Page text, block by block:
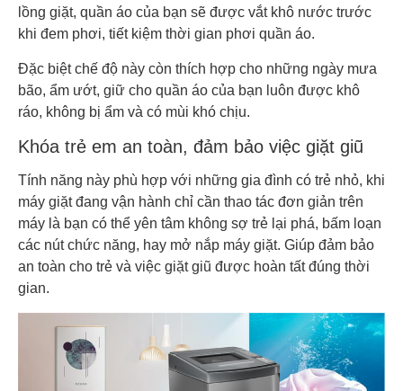
lồng giặt, quần áo của bạn sẽ được vắt khô nước trước
khi đem phơi, tiết kiệm thời gian phơi quần áo.
Đặc biệt chế độ này còn thích hợp cho những ngày mưa
bão, ẩm ướt, giữ cho quần áo của bạn luôn được khô
ráo, không bị ẩm và có mùi khó chịu.
Khóa trẻ em an toàn, đảm bảo việc giặt giũ
Tính năng này phù hợp với những gia đình có trẻ nhỏ, khi
máy giặt đang vận hành chỉ cần thao tác đơn giản trên
máy là bạn có thể yên tâm không sợ trẻ lại phá, bấm loạn
các nút chức năng, hay mở nắp máy giặt. Giúp đảm bảo
an toàn cho trẻ và việc giặt giũ được hoàn tất đúng thời
gian.